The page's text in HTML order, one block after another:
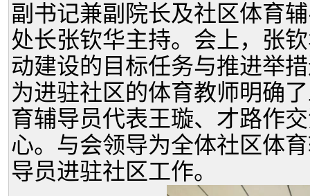
副书记兼副院长及社区体育
处长张钦华主持。会上，张
动建设的目标任务与推进举
为进驻社区的体育教师明确
育辅导员代表王璇、才路作
心。与会领导为全体社区体
导员进驻社区工作。